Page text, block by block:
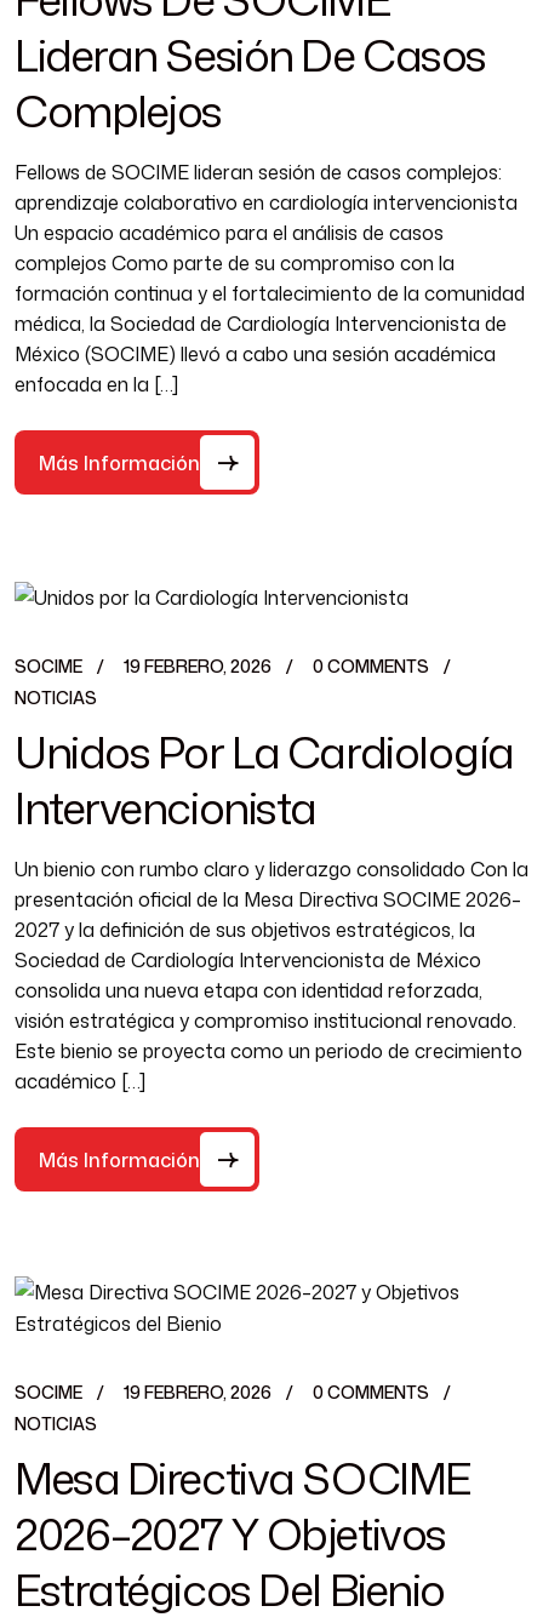
Lideran Sesión De Casos
Complejos
Fellows de SOCIME lideran sesión de casos complejos:
aprendizaje colaborativo en cardiología intervencionista
Un espacio académico para el análisis de casos
complejos Como parte de su compromiso con la
formación continua y el fortalecimiento de la comunidad
médica, la Sociedad de Cardiología Intervencionista de
México (SOCIME) llevó a cabo una sesión académica
enfocada en la […]
Más Información
SOCIME 19 FEBRERO, 2026
0 COMMENTS
NOTICIAS
Unidos Por La Cardiología
Intervencionista
Un bienio con rumbo claro y liderazgo consolidado Con la
presentación oficial de la Mesa Directiva SOCIME 2026–
2027 y la definición de sus objetivos estratégicos, la
Sociedad de Cardiología Intervencionista de México
consolida una nueva etapa con identidad reforzada,
visión estratégica y compromiso institucional renovado.
Este bienio se proyecta como un periodo de crecimiento
académico […]
Más Información
SOCIME 19 FEBRERO, 2026
0 COMMENTS
NOTICIAS
Mesa Directiva SOCIME
2026–2027 Y Objetivos
Estratégicos Del Bienio